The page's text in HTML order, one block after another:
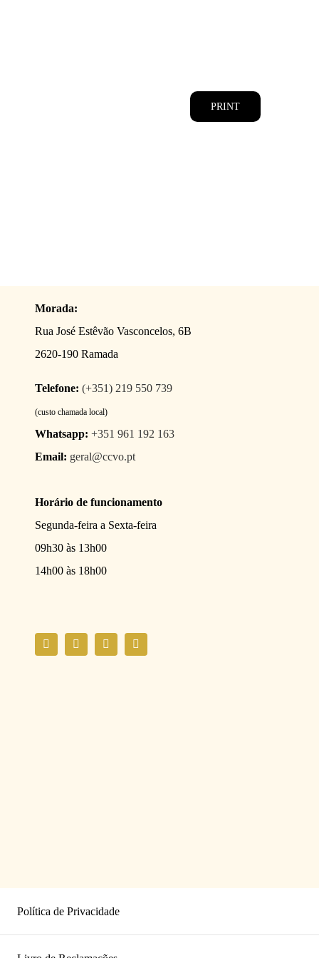
PRINT
Política de Privacidade
Morada:
Rua José Estêvão Vasconcelos, 6B
2620-190 Ramada
Telefone: (+351) 219 550 739
(custo chamada local)
Whatsapp: +351 961 192 163
Email: geral@ccvo.pt
Horário de funcionamento
Segunda-feira a Sexta-feira
09h30 às 13h00
14h00 às 18h00